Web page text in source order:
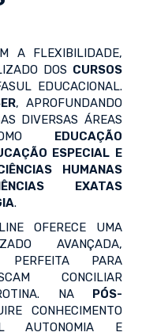
A FLEXIBILIDADE,
DOS CURSOS
EDUCACIONAL.
, APROFUNDANDO
DIVERSAS ÁREAS
EDUCAÇÃO
ESPECIAL E
HUMANAS
EXATAS
.
OFERECE UMA
AVANÇADA,
PERFEITA PARA
CONCILIAR
NA PÓS-
CONHECIMENTO
AUTONOMIA E